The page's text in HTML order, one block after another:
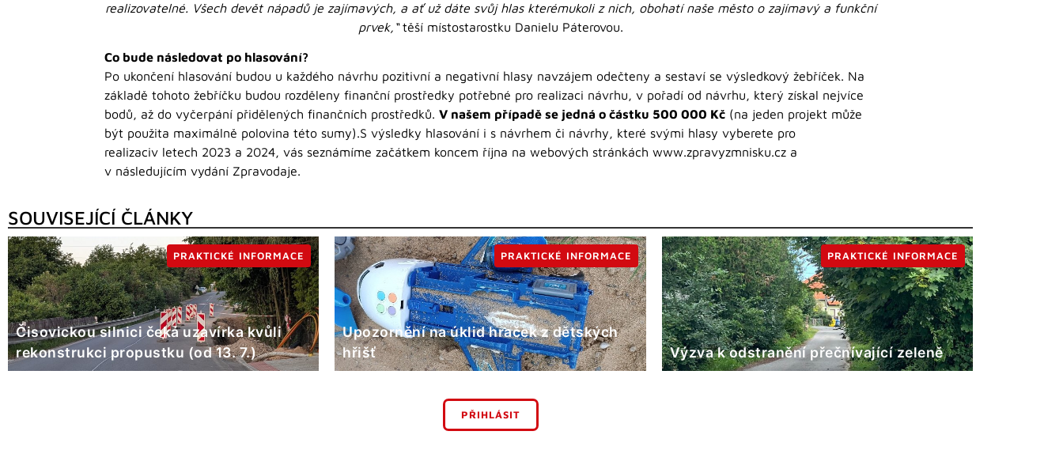
realizovatelné. Všech devět nápadů je zajímavých, a ať už dáte svůj hlas kterémukoli z nich, obohatí naše město o zajímavý a funkční
prvek,“těší místostarostku Danielu Páterovou.
Co bude následovat po hlasování?
Po ukončení hlasování budou u každého návrhu pozitivní a negativní hlasy navzájem odečteny a sestaví se výsledkový žebříček. Na
základě tohoto žebříčku budou rozděleny finanční prostředky potřebné pro realizaci návrhu, v pořadí od návrhu, který získal nejvíce
bodů, až do vyčerpání přidělených finančních prostředků. V našem případě se jedná o částku 500 000 Kč (na jeden projekt může
být použita maximálně polovina této sumy).S výsledky hlasování i s návrhem či návrhy, které svými hlasy vyberete pro
realizaciv letech 2023 a 2024, vás seznámíme začátkem koncem října na webových stránkách www.zpravyzmnisku.cz a
v následujícím vydání Zpravodaje.
SOUVISEJÍCÍ ČLÁNKY
Čisovickou silnici čeká uzavírka kvůli
rekonstrukci propustku (od 13. 7.)
PRAKTICKÉ INFORMACE
Upozornění na úklid hraček z dětských
hřišť
PRAKTICKÉ INFORMACE
Výzva k odstranění přečnívající zeleně
PRAKTICKÉ INFORMACE
PŘIHLÁSIT